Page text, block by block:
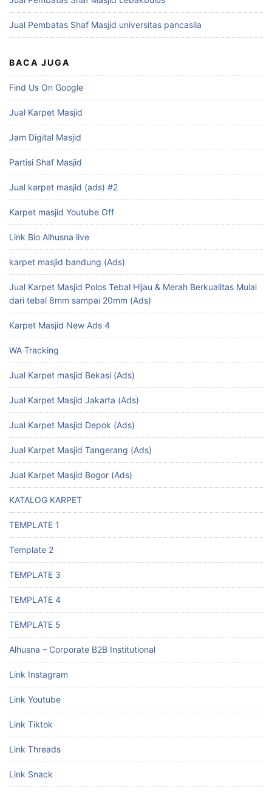
Jual Pembatas Shaf Masjid universitas pancasila
BACA JUGA
Find Us On Google
Jual Karpet Masjid
Jam Digital Masjid
Partisi Shaf Masjid
Jual karpet masjid (ads) #2
Karpet masjid Youtube Off
Link Bio Alhusna live
karpet masjid bandung (Ads)
Jual Karpet Masjid Polos Tebal Hijau & Merah Berkualitas Mulai
dari tebal 8mm sampai 20mm (Ads)
Karpet Masjid New Ads 4
WA Tracking
Jual Karpet masjid Bekasi (Ads)
Jual Karpet Masjid Jakarta (Ads)
Jual Karpet Masjid Depok (Ads)
Jual Karpet Masjid Tangerang (Ads)
Jual Karpet Masjid Bogor (Ads)
KATALOG KARPET
TEMPLATE 1
Template 2
TEMPLATE 3
TEMPLATE 4
TEMPLATE 5
Alhusna – Corporate B2B Institutional
Link Instagram
Link Youtube
Link Tiktok
Link Threads
Link Snack